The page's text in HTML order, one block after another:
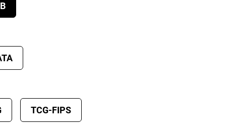
TCG-FIPS